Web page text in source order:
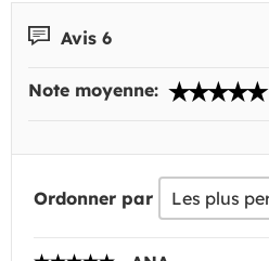
Avis 6
Note moyenne:
Ordonner par